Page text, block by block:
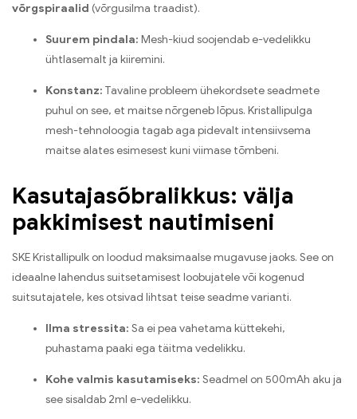
võrgspiraalid (võrgusilma traadist).
Suurem pindala: Mesh-kiud soojendab e-vedelikku
ühtlasemalt ja kiiremini.
Konstanz: Tavaline probleem ühekordsete seadmete
puhul on see, et maitse nõrgeneb lõpus. Kristallipulga
mesh-tehnoloogia tagab aga pidevalt intensiivsema
maitse alates esimesest kuni viimase tõmbeni.
Kasutajasõbralikkus: välja
pakkimisest nautimiseni
SKE Kristallipulk on loodud maksimaalse mugavuse jaoks. See on
ideaalne lahendus suitsetamisest loobujatele või kogenud
suitsutajatele, kes otsivad lihtsat teise seadme varianti.
Ilma stressita: Sa ei pea vahetama küttekehi,
puhastama paaki ega täitma vedelikku.
Kohe valmis kasutamiseks: Seadmel on 500mAh aku ja
see sisaldab 2ml e-vedelikku.